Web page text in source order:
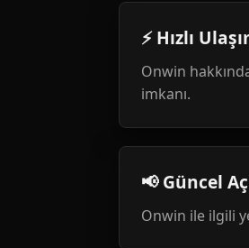
⚡ Hızlı
Onwin
imkanı.
📢 Güncel
Onwin ile ilgili